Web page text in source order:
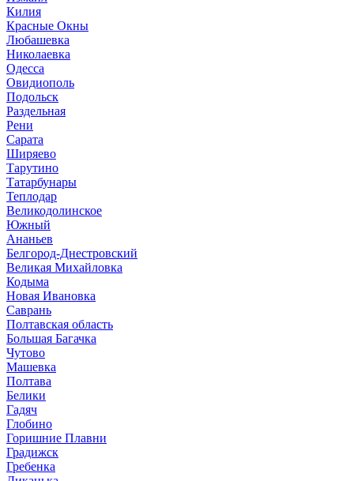
Килия
Красные Окны
Любашевка
Николаевка
Одесса
Овидиополь
Подольск
Раздельная
Рени
Сарата
Ширяево
Тарутино
Татарбунары
Теплодар
Великодолинское
Южный
Ананьев
Белгород-Днестровский
Великая Михайловка
Кодыма
Новая Ивановка
Саврань
Полтавская область
Большая Багачка
Чутово
Машевка
Полтава
Белики
Гадяч
Глобино
Горишние Плавни
Градижск
Гребенка